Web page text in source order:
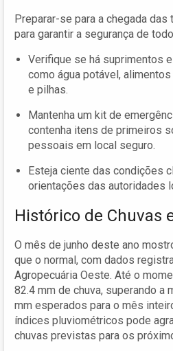
Preparar-se para a chegada
para garantir a segurança de
Verifique se há suprimentos
como água potável,
e pilhas.
Mantenha um kit de
contenha itens de primeiros
pessoais em local seguro.
Esteja ciente das condições
orientações das autoridades
Histórico de Chuvas
O mês de junho deste ano
que o normal, com dados
Agropecuária Oeste. Até o
82.4 mm de chuva, superando a
mm esperados para o mês
índices pluviométricos pode
chuvas previstas para os